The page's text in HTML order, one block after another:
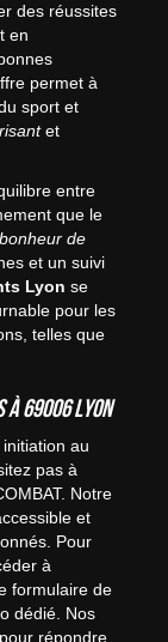
des réussites
en
permet à
sport et
et
entre
que le
bonheur de
et un suivi
Lyon se
pour les
telles que
69006 Lyon
au
pas à
Notre
et
Pour
à
formulaire de
dédié. Nos
répondre